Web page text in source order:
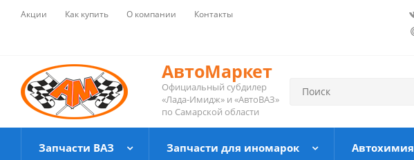
Акции Как купить О компании Контакты
АвтоМаркет
Официальный субдилер
«Лада-Имидж» и «АвтоВАЗ»
по Самарской области
Запчасти ВАЗ Запчасти для иномарок Автохимия